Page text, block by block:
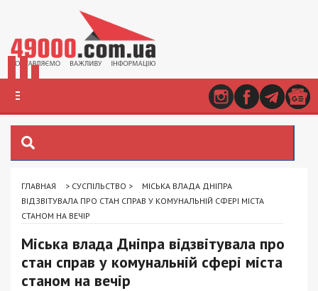
ГЛАВНАЯ > СУСПІЛЬСТВО >
МІСЬКА ВЛАДА ДНІПРА
ВІДЗВІТУВАЛА ПРО СТАН СПРАВ У КОМУНАЛЬНІЙ СФЕРІ МІСТА
СТАНОМ НА ВЕЧІР
Міська влада Дніпра відзвітувала про
стан справ у комунальній сфері міста
станом на вечір